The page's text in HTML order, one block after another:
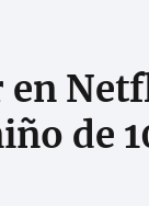
en
de